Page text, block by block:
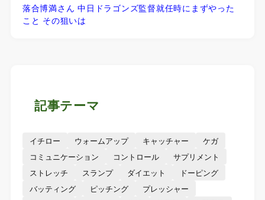
落合博満さん 中日ドラゴンズ監督就任時にまずやった
こと その狙いは
記事テーマ
イチロー ウォームアップ キャッチャー
ケガ
コミュニケーション
コントロール
サプリメント
ストレッチ
スランプ ダイエット
ドーピング
バッティング
ピッチング
プレッシャー